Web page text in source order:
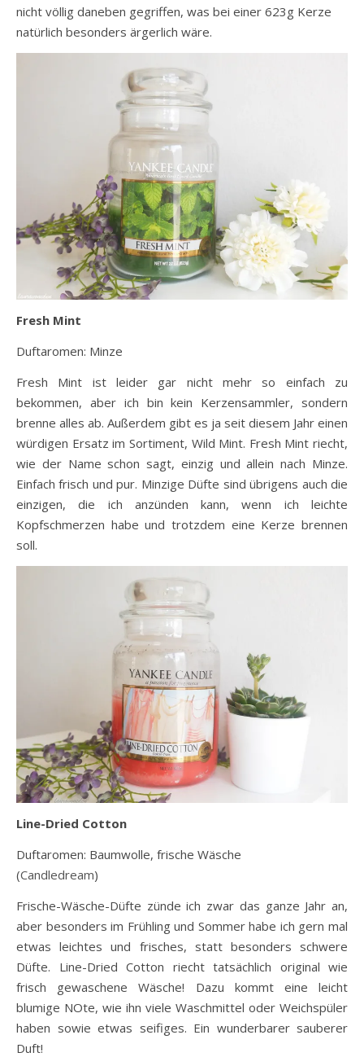
nicht völlig daneben gegriffen, was bei einer 623g Kerze
natürlich besonders ärgerlich wäre.
Fresh Mint
Duftaromen: Minze
Fresh Mint ist leider gar nicht mehr so einfach zu
bekommen, aber ich bin kein Kerzensammler, sondern
brenne alles ab. Außerdem gibt es ja seit diesem Jahr einen
würdigen Ersatz im Sortiment, Wild Mint. Fresh Mint riecht,
wie der Name schon sagt, einzig und allein nach Minze.
Einfach frisch und pur. Minzige Düfte sind übrigens auch die
einzigen, die ich anzünden kann, wenn ich leichte
Kopfschmerzen habe und trotzdem eine Kerze brennen
soll.
Line-Dried Cotton
Duftaromen: Baumwolle, frische Wäsche
(Candledream)
Frische-Wäsche-Düfte zünde ich zwar das ganze Jahr an,
aber besonders im Frühling und Sommer habe ich gern mal
etwas leichtes und frisches, statt besonders schwere
Düfte. Line-Dried Cotton riecht tatsächlich original wie
frisch gewaschene Wäsche! Dazu kommt eine leicht
blumige NOte, wie ihn viele Waschmittel oder Weichspüler
haben sowie etwas seifiges. Ein wunderbarer sauberer
Duft!